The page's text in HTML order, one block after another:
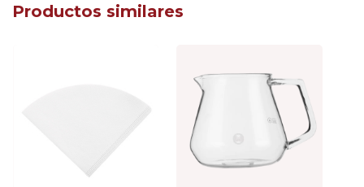
Productos similares